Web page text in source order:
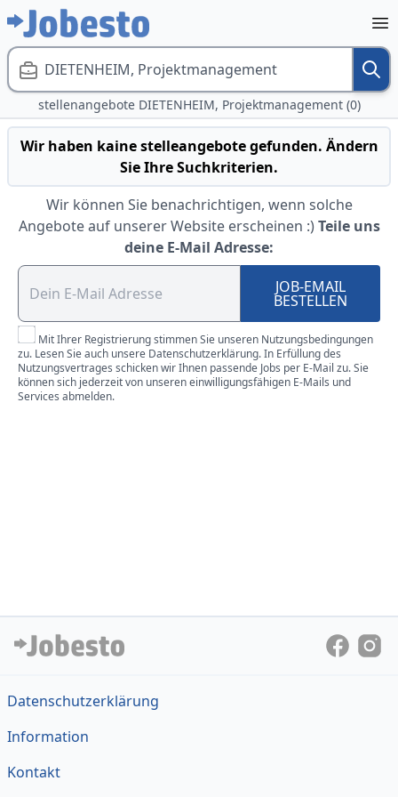
DIETENHEIM, Projektmanagement
stellenangebote DIETENHEIM, Projektmanagement (0)
Wir haben kaine stelleangebote gefunden. Ändern
Sie Ihre Suchkriterien.
Wir können Sie benachrichtigen, wenn solche
Angebote auf unserer Website erscheinen :) Teile uns
deine E-Mail Adresse:
JOB-EMAIL
BESTELLEN
Mit Ihrer Registrierung stimmen Sie unseren Nutzungsbedingungen
zu. Lesen Sie auch unsere Datenschutzerklärung. In Erfüllung des
Nutzungsvertrages schicken wir Ihnen passende Jobs per E-Mail zu. Sie
können sich jederzeit von unseren einwilligungsfähigen E-Mails und
Services abmelden.
Datenschutzerklärung
Information
Kontakt